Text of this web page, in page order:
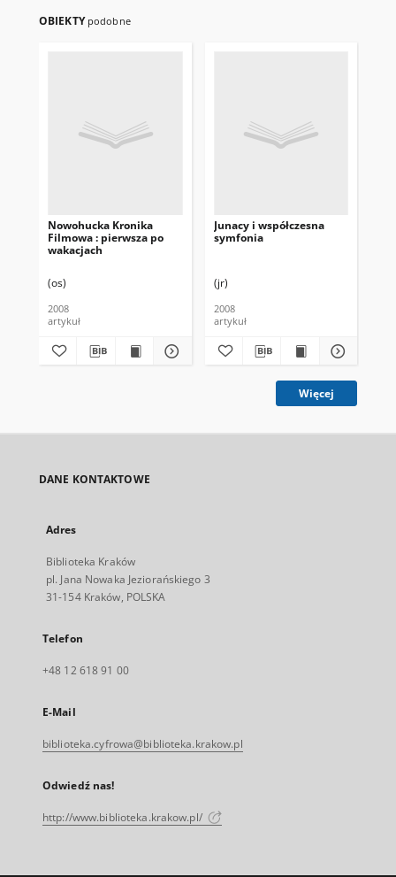
OBIEKTY podobne
Nowohucka Kronika
Filmowa : pierwsza po
wakacjach
(os)
2008
artykuł
Junacy i współczesna
symfonia
(jr)
2008
artykuł
Więcej
DANE KONTAKTOWE
Adres
Biblioteka Kraków
pl. Jana Nowaka Jeziorańskiego 3
31-154 Kraków, POLSKA
Telefon
+48 12 618 91 00
E-Mail
biblioteka.cyfrowa@biblioteka.krakow.pl
Odwiedź nas!
http://www.biblioteka.krakow.pl/